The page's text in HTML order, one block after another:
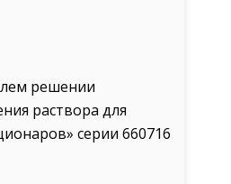
решении
раствора для
серии 660716